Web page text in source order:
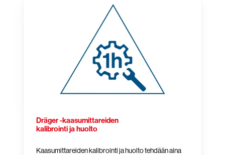
Dräger -kaasumittareiden
kalibrointi ja huolto
Kaasumittareiden kalibrointi ja huolto tehdään aina